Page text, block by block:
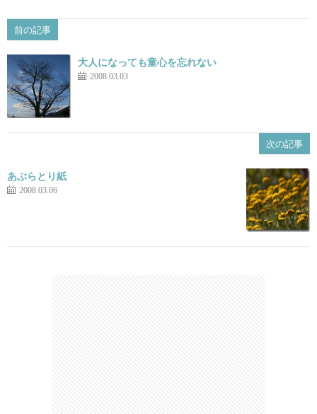
前の記事
大人になっても童心を忘れない
2008.03.03
次の記事
あぶらとり紙
2008.03.06